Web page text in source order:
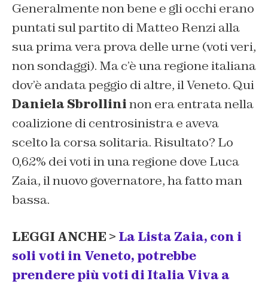
Generalmente non bene e gli occhi erano
puntati sul partito di Matteo Renzi alla
sua prima vera prova delle urne (voti veri,
non sondaggi). Ma c’è una regione italiana
dov’è andata peggio di altre, il Veneto. Qui
Daniela Sbrollininon era entrata nella
coalizione di centrosinistra e aveva
scelto la corsa solitaria. Risultato? Lo
0,62% dei voti in una regione dove Luca
Zaia, il nuovo governatore, ha fatto man
bassa.
LEGGI ANCHE > La Lista Zaia, con i
soli voti in Veneto, potrebbe
prendere più voti di Italia Viva a